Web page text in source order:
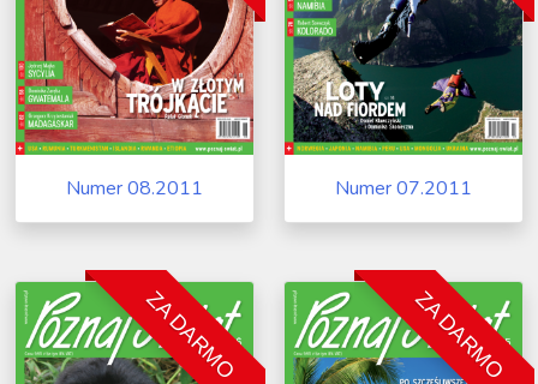
Numer 08.2011 Numer 07.2011
ZA DARMO ZA DARMO